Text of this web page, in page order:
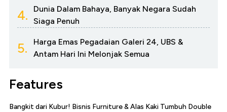
4.
Dunia Dalam Bahaya, Banyak Negara Sudah
Siaga Penuh
5.
Harga Emas Pegadaian Galeri 24, UBS &
Antam Hari Ini Melonjak Semua
Features
Bangkit dari Kubur! Bisnis Furniture & Alas Kaki Tumbuh Double